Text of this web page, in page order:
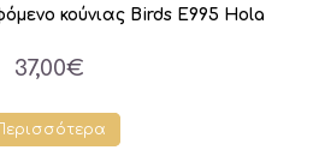
κούνιας Birds E995 Hola
37,00€